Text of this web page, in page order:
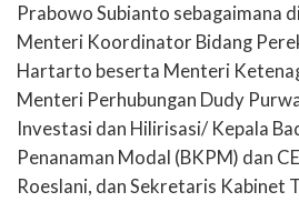
Prabowo Subianto sebagaimana
Menteri Koordinator Bidang
Hartarto beserta Menteri
Menteri Perhubungan Dudy
Investasi dan Hilirisasi/ Kepala
Penanaman Modal (BKPM) dan
Roeslani, dan Sekretaris Kabinet